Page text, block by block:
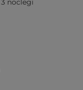
3 noclegi